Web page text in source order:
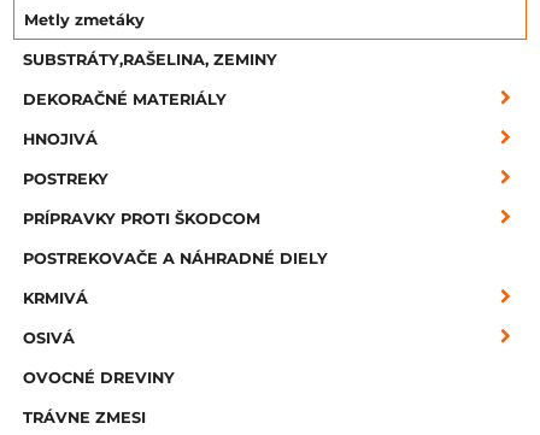
Metly zmetáky
SUBSTRÁTY,RAŠELINA, ZEMINY
DEKORAČNÉ MATERIÁLY
HNOJIVÁ
POSTREKY
PRÍPRAVKY PROTI ŠKODCOM
POSTREKOVAČE A NÁHRADNÉ DIELY
KRMIVÁ
OSIVÁ
OVOCNÉ DREVINY
TRÁVNE ZMESI